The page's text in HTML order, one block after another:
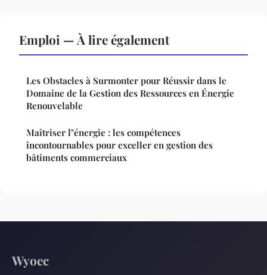
Emploi — À lire également
Les Obstacles à Surmonter pour Réussir dans le
Domaine de la Gestion des Ressources en Énergie
Renouvelable
Maîtriser l"énergie : les compétences
incontournables pour exceller en gestion des
bâtiments commerciaux
Wyoec